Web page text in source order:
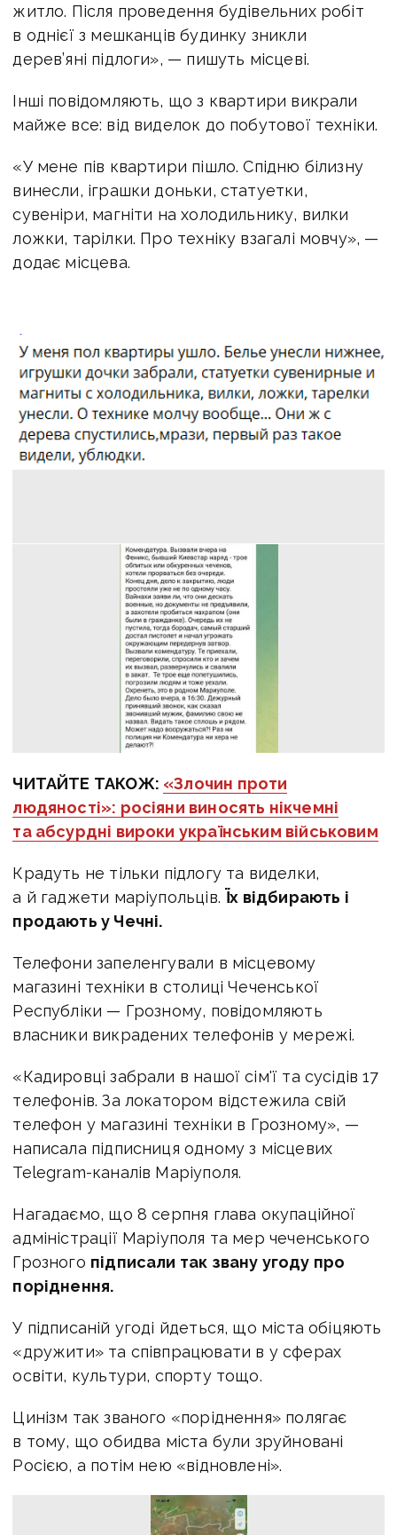
житло. Після проведення будівельних робіт
в однієї з мешканців будинку зникли
дерев’яні підлоги», — пишуть місцеві.
Інші повідомляють, що з квартири викрали
майже все: від виделок до побутової техніки.
«У мене пів квартири пішло. Спідню білизну
винесли, іграшки доньки, статуетки,
сувеніри, магніти на холодильнику, вилки
ложки, тарілки. Про техніку взагалі мовчу», —
додає місцева.
ЧИТАЙТЕ ТАКОЖ: «Злочин проти
людяності»: росіяни виносять нікчемні
та абсурдні вироки українським військовим
Крадуть не тільки підлогу та виделки,
а й гаджети маріупольців. Їх відбирають і
продають у Чечні.
Телефони запеленгували в місцевому
магазині техніки в столиці Чеченської
Республіки — Грозному, повідомляють
власники викрадених телефонів у мережі.
«Кадировці забрали в нашої сім'ї та сусідів 17
телефонів. За локатором відстежила свій
телефон у магазині техніки в Грозному», —
написала підписниця одному з місцевих
Telegram-каналів Маріуполя.
Нагадаємо, що 8 серпня глава окупаційної
адміністрації Маріуполя та мер чеченського
Грозного підписали так звану угоду про
поріднення.
У підписаній угоді йдеться, що міста обіцяють
«дружити» та співпрацювати в у сферах
освіти, культури, спорту тощо.
Цинізм так званого «поріднення» полягає
в тому, що обидва міста були зруйновані
Росією, а потім нею «відновлені».